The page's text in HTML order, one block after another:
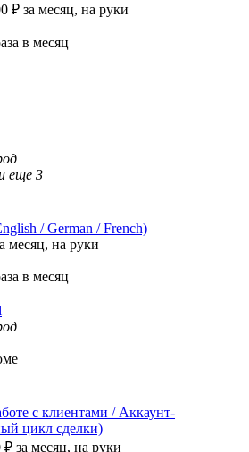
₽ за месяц, на руки
в месяц
еще 3
/ German / French)
месяц, на руки
в месяц
с клиентами / Аккаунт-
цикл сделки)
₽ за месяц, на руки